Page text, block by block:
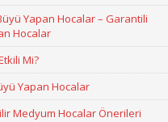
Yapan Hocalar – Garantili
Hocalar
Mi?
Yapan Hocalar
Medyum Hocalar Önerileri